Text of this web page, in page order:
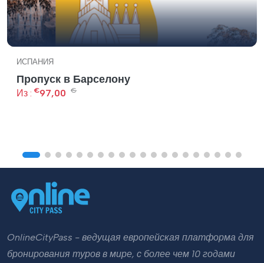
ИСПАНИЯ
Пропуск в Барселону
Из : €97,00 €
OnlineCityPass - ведущая европейская платформа для
бронирования туров в мире, с более чем 10 годами